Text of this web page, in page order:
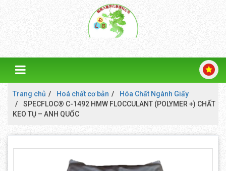
Trang chủ Hoá chất cơ bản
Hóa Chất Ngành Giấy
SPECFLOC® C-1492 HMW FLOCCULANT (POLYMER +) CHẤT
KEO TỤ – ANH QUỐC